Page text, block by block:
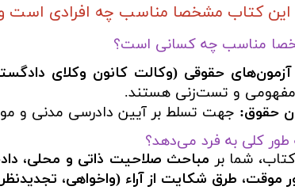
کتاب مشخصا مناسب چه افرادی است و
مناسب چه کسانی است؟
آزمون‌های حقوقی (وکالت کانون وکلای
مفهومی و تست‌زنی هستند.
حقوق: جهت تسلط بر آیین دادرسی مدنی و
طور کلی به فرد می‌دهد؟
شما بر مباحث صلاحیت ذاتی و محلی،
موقت، طرق شکایت از آراء (واخواهی،